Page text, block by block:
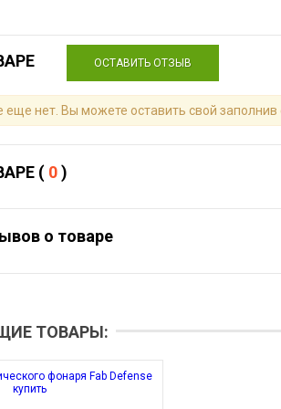
ОСТАВИТЬ ОТЗЫВ
еще нет. Вы можете оставить свой заполнив
( 0)
о товаре
ТОВАРЫ: